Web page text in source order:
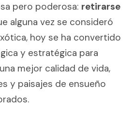
pero poderosa: retirarse
alguna vez se consideró
hoy se ha convertido
y estratégica para
mejor calidad de vida,
y paisajes de ensueño